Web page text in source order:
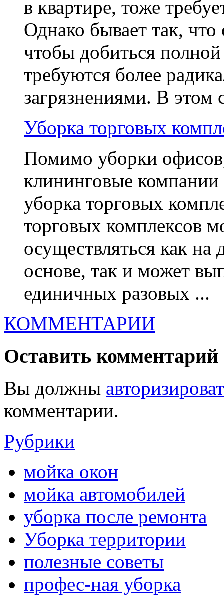
в квартире, тоже
Однако бывает так,
чтобы добиться
требуются более
загрязнениями. В этом
Уборка торговых
Помимо уборки
клининговые компании
уборка торговых
торговых комплексов
осуществляться как
основе, так и может
единичных разовых ...
КОММЕНТАРИИ
Оставить комментарий
Вы должны
комментарии.
Рубрики
мойка окон
мойка автомобилей
уборка после ремонта
Уборка территории
полезные советы
профес-ная уборка